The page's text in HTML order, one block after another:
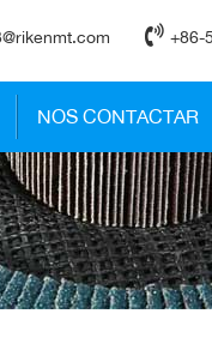
+86-
NOS CONTACTAR